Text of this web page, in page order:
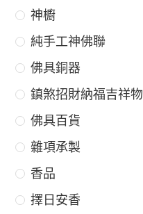
神櫥
純手工神佛聯
佛具銅器
鎮煞招財納福吉祥物
佛具百貨
雜項承製
香品
擇日安香